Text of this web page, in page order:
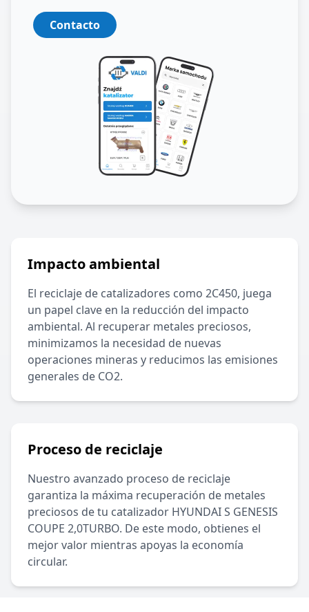
Contacto
Impacto ambiental
El reciclaje de catalizadores como 2C450, juega
un papel clave en la reducción del impacto
ambiental. Al recuperar metales preciosos,
minimizamos la necesidad de nuevas
operaciones mineras y reducimos las emisiones
generales de CO2.
Proceso de reciclaje
Nuestro avanzado proceso de reciclaje
garantiza la máxima recuperación de metales
preciosos de tu catalizador HYUNDAIS GENESIS
COUPE 2,0TURBO. De este modo, obtienes el
mejor valor mientras apoyas la economía
circular.